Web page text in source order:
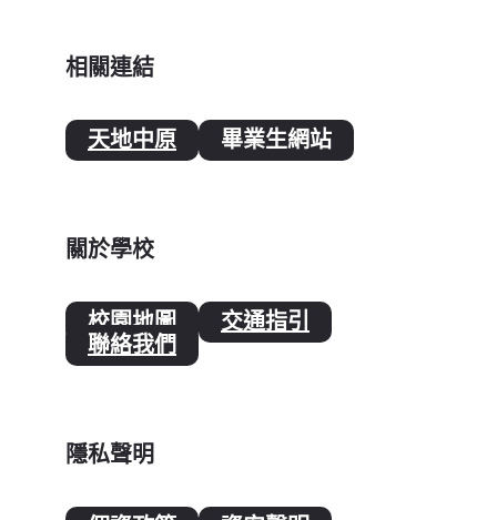
相關連結
天地中原 畢業生網站
關於學校
校園地圖 交通指引
聯絡我們
隱私聲明